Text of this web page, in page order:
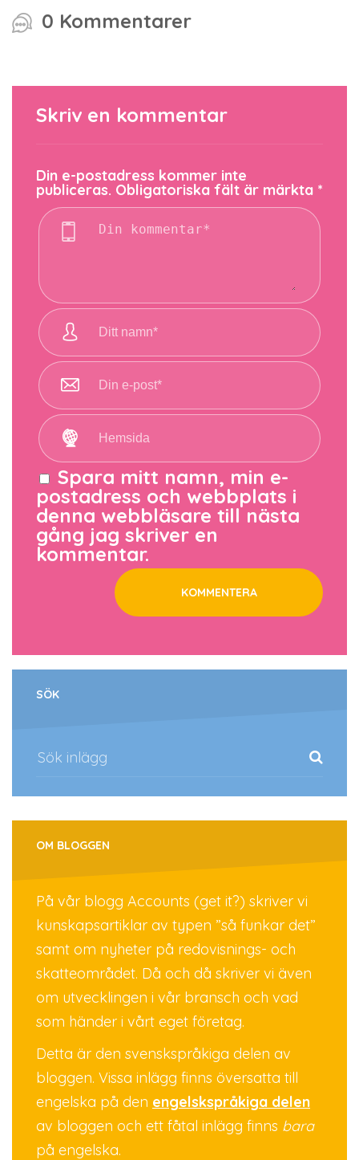
0 Kommentarer
Skriv en kommentar
Din e-postadress kommer inte
publiceras. Obligatoriska fält är märkta *
Spara mitt namn, min e-
postadress och webbplats i
denna webbläsare till nästa
gång jag skriver en
kommentar.
SÖK
OM BLOGGEN
På vår blogg Accounts (get it?) skriver vi
kunskapsartiklar av typen ”så funkar det”
samt om nyheter på redovisnings- och
skatteområdet. Då och då skriver vi även
om utvecklingen i vår bransch och vad
som händer i vårt eget företag.
Detta är den svenskspråkiga delen av
bloggen. Vissa inlägg finns översatta till
engelska på den engelskspråkiga delen
av bloggen och ett fåtal inlägg finns bara
på engelska.